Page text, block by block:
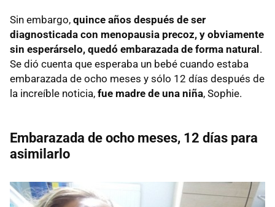
Sin embargo, quince años después de ser
diagnosticada con menopausia precoz, y obviamente
sin esperárselo, quedó embarazada de forma natural.
Se dió cuenta que esperaba un bebé cuando estaba
embarazada de ocho meses y sólo 12 días después de
la increíble noticia, fue madre de una niña, Sophie.
Embarazada de ocho meses, 12 días para
asimilarlo